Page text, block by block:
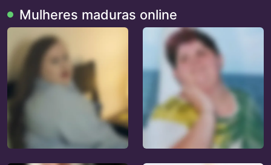
Mulheres maduras online